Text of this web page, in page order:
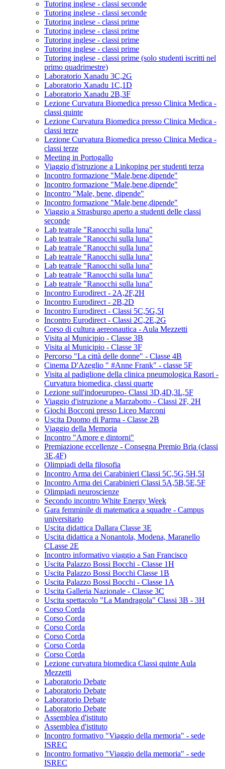
Tutoring inglese - classi seconde
Tutoring inglese - classi seconde
Tutoring inglese - classi prime
Tutoring inglese - classi prime
Tutoring inglese - classi prime
Tutoring inglese - classi prime
Tutoring inglese - classi prime (solo studenti iscritti nel
primo quadrimestre)
Laboratorio Xanadu 3C,2G
Laboratorio Xanadu 1C,1D
Laboratorio Xanadu 2B,3F
Lezione Curvatura Biomedica presso Clinica Medica -
classi quinte
Lezione Curvatura Biomedica presso Clinica Medica -
classi terze
Lezione Curvatura Biomedica presso Clinica Medica -
classi terze
Meeting in Portogallo
Viaggio d'istruzione a Linkoping per studenti terza
Incontro formazione "Male,bene,dipende"
Incontro formazione "Male,bene,dipende"
Incontro "Male, bene, dipende"
Incontro formazione "Male,bene,dipende"
Viaggio a Strasburgo aperto a studenti delle classi
seconde
Lab teatrale "Ranocchi sulla luna"
Lab teatrale "Ranocchi sulla luna"
Lab teatrale "Ranocchi sulla luna"
Lab teatrale "Ranocchi sulla luna"
Lab teatrale "Ranocchi sulla luna"
Lab teatrale "Ranocchi sulla luna"
Lab teatrale "Ranocchi sulla luna"
Incontro Eurodirect - 2A,2F,2H
Incontro Eurodirect - 2B,2D
Incontro Eurodirect - Classi 5C,5G,5I
Incontro Eurodirect - Classi 2C,2E,2G
Corso di cultura aereonautica - Aula Mezzetti
Visita al Municipio - Classe 3B
Visita al Municipio - Classe 3F
Percorso "La città delle donne" - Classe 4B
Cinema D'Azeglio " #Anne Frank" - classe 5F
Visita al padiglione della clinica pneumologica Rasori -
Curvatura biomedica, classi quarte
Lezione sull'indoeuropeo- Classi 3D,4D,3L,5F
Viaggio d'istruzione a Marzabotto - Classi 2F, 2H
Giochi Bocconi presso Liceo Marconi
Uscita Duomo di Parma - Classe 2B
Viaggio della Memoria
Incontro "Amore e dintorni"
Premiazione eccellenze - Consegna Premio Bria (classi
3E,4F)
Olimpiadi della filosofia
Incontro Arma dei Carabinieri Classi 5C,5G,5H,5I
Incontro Arma dei Carabinieri Classi 5A,5B,5E,5F
Olimpiadi neuroscienze
Secondo incontro White Energy Week
Gara femminile di matematica a squadre - Campus
universitario
Uscita didattica Dallara Classe 3E
Uscita didattica a Nonantola, Modena, Maranello
CLasse 2E
Incontro informativo viaggio a San Francisco
Uscita Palazzo Bossi Bocchi - Classe 1H
Uscita Palazzo Bossi Bocchi Classe 1B
Uscita Palazzo Bossi Bocchi - Classe 1A
Uscita Galleria Nazionale - Classe 3C
Uscita spettacolo "La Mandragola" Classi 3B - 3H
Corso Corda
Corso Corda
Corso Corda
Corso Corda
Corso Corda
Corso Corda
Lezione curvatura biomedica Classi quinte Aula
Mezzetti
Laboratorio Debate
Laboratorio Debate
Laboratorio Debate
Laboratorio Debate
Assemblea d'istituto
Assemblea d'istituto
Incontro formativo "Viaggio della memoria" - sede
ISREC
Incontro formativo "Viaggio della memoria" - sede
ISREC